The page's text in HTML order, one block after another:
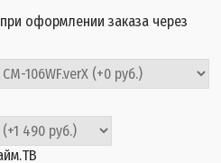
оформлении заказа через